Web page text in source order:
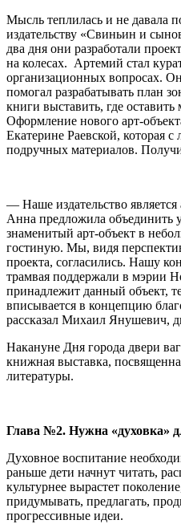
Мысль теплилась и не давала
издательству «Свиньин и
два дня они разработали
на колесах. Артемий стал
организационных вопросах.
помогал разрабатывать план
книги выставить, где оставить
Оформление нового арт-
Екатерине Раевской, которая
подручных материалов.
— Наше издательство
Анна предложила объединить
знаменитый арт-объект в
гостиную. Мы, видя
проекта, согласились. Нашу
трамвая поддержали в мэрии
принадлежит данный объект,
вписывается в концепцию
рассказал Михаил Янушевич,
Накануне Дня города двери
книжная выставка,
литературы.
Глава №2. Нужна «духовка»
Духовное воспитание
раньше дети начнут читать,
культурнее вырастет
придумывать, предлагать,
прогрессивные идеи.